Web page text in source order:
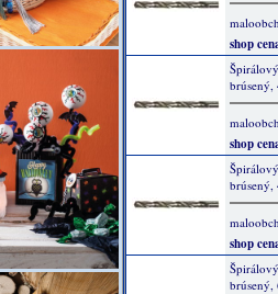
shop
brúsený,
shop
brúsený,
shop
brúsený,